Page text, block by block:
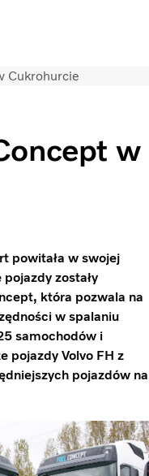
Polska
Cukrohurcie
w
powitała w swojej
zostały
która pozwala na
w spalaniu
samochodów i
pojazdy Volvo FH z
pojazdów na